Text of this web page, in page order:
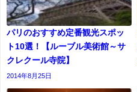
パリのおすすめ定番観光スポッ
ト10選！【ルーブル美術館～サ
クレクール寺院】
2014年8月25日